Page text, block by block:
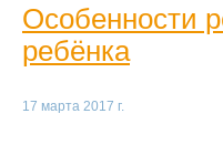
Особенности
ребёнка
17 марта 2017 г.